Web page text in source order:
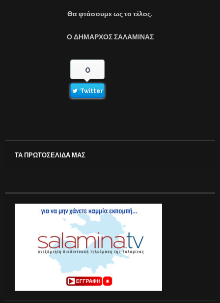
Θα φτάσουμε ως το τέλος.
Ο ΔΗΜΑΡΧΟΣ ΣΑΛΑΜΙΝΑΣ
0
Twitter
ΤΑ ΠΡΩΤΟΣΕΛΙΔΑ ΜΑΣ